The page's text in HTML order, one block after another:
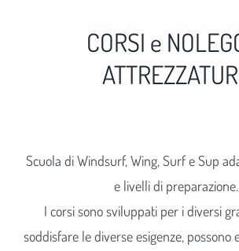
CORSI e
Scuola di Windsurf, Wing, Surf e Sup
e livelli di preparazione.
I corsi sono sviluppati per i diversi
soddisfare le diverse esigenze, possono